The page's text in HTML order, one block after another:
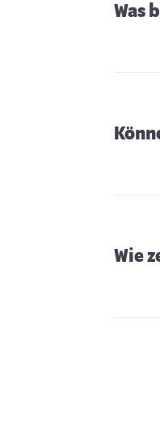
Was
Wie